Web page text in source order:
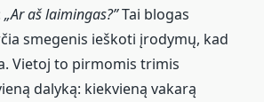
„Ar aš laimingas?”Tai blogas
smegenis ieškoti įrodymų, kad
Vietoj to pirmomis trimis
dalyką: kiekvieną vakarą